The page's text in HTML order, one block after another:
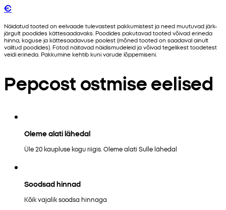
€
Näidatud tooted on eelvaade tulevastest pakkumistest ja need muutuvad järk-
järgult poodides kättesaadavaks. Poodides pakutavad tooted võivad erineda
hinna, koguse ja kättesaadavuse poolest (mõned tooted on saadaval ainult
valitud poodides). Fotod näitavad näidismudeleid ja võivad tegelikest toodetest
veidi erineda. Pakkumine kehtib kuni varude lõppemiseni.
Pepcost ostmise eelised
Oleme alati lähedal
Üle 20 kaupluse kogu riigis. Oleme alati Sulle lähedal
Soodsad hinnad
Kõik vajalik soodsa hinnaga